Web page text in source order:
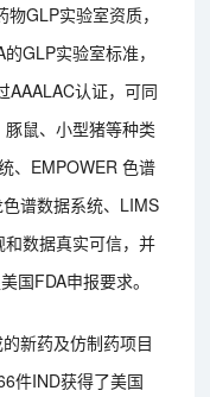
GLP实验室资质，
GLP实验室标准，
AAALAC认证，可同
鼠、小型猪等种类
、EMPOWER 色谱
谱数据系统、LIMS
数据真实可信，并
国FDA申报要求。
新药及仿制药项目
件IND获得了美国